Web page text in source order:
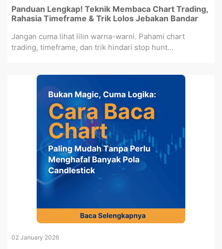
Panduan Lengkap! Teknik Membaca Chart Trading,
Rahasia Timeframe & Trik Lolos Jebakan Bandar
Jangan cuma lihat lilin warna-warni. Pahami chart
trading, timeframe, dan trik hindari stop hunt...
02 January 2026